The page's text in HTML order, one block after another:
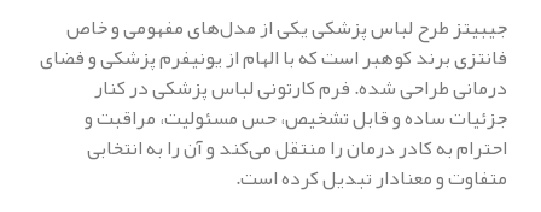
جیبیتز طرح لباس پزشکی یکی از مدل‌های مفهومی و خاص
فانتزی برند کوهبر است که با الهام از یونیفرم پزشکی و فضای
درمانی طراحی شده. فرم کارتونی لباس پزشکی در کنار
جزئیات ساده و قابل تشخیص، حس مسئولیت، مراقبت و
احترام به کادر درمان را منتقل می‌کند و آن را به انتخابی
متفاوت و معنادار تبدیل کرده است.